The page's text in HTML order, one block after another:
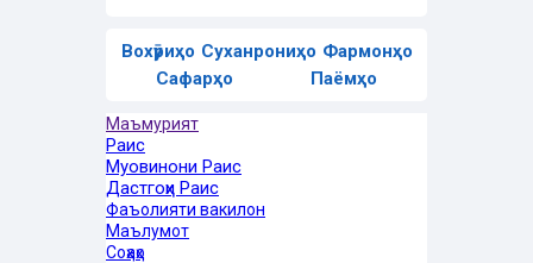
Маъмурият
Раис
Муовинони Раис
Дастгоҳи Раис
Фаъолияти вакилон
Маълумот
Соҳаҳо
Вохӯриҳо Суханрониҳо Фармонҳо
Сафарҳо
Паёмҳо